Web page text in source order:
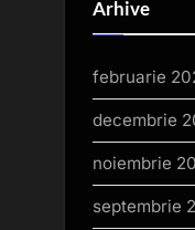
Arhive
februarie
decembrie
noiembrie
septembrie